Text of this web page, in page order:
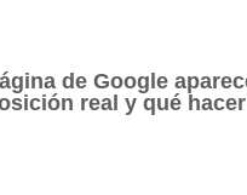
de Google
real y qué